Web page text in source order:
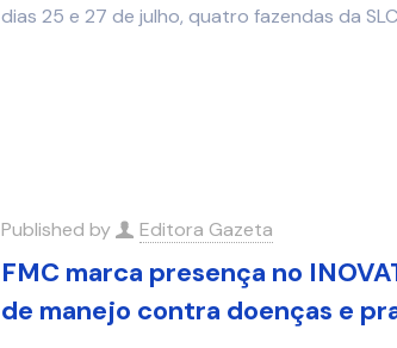
dias 25 e 27 de julho, quatro fazendas da
Published by Editora Gazeta
FMC marca presença no
de manejo contra doenças e